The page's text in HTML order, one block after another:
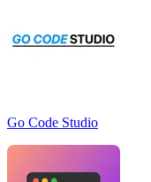
Go Code Studio